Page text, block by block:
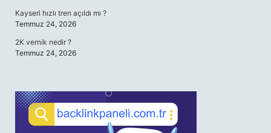
Kayseri hızlı tren açıldı mı ?
Temmuz 24, 2026
2K vernik nedir ?
Temmuz 24, 2026